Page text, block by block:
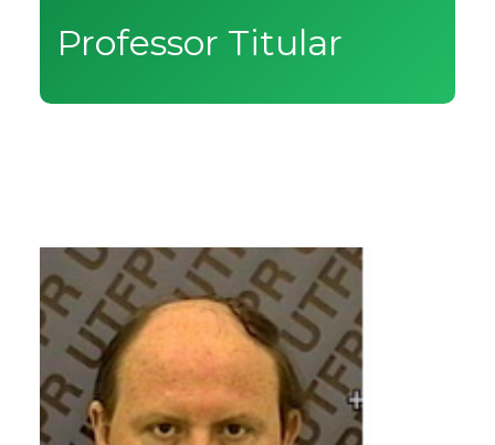
Professor Titular